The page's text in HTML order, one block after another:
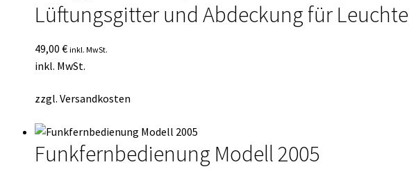
Lüftungsgitter und Abdeckung für Leuchte
49,00 € inkl. MwSt.
inkl. MwSt.
zzgl. Versandkosten
Funkfernbedienung Modell 2005